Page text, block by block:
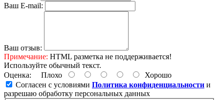
Ваш E-mail:
Ваш отзыв:
Примечание: HTML разметка не поддерживается!
Используйте обычный текст.
Оценка: Плохо
Хорошо
Согласен с условиями Политика конфиденциальности и
разрешаю обработку персональных данных